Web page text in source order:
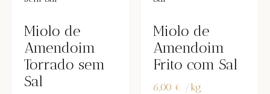
Miolo de
Amendoim
Torrado sem
Sal
Miolo de
Amendoim
Frito com Sal
6,00 € /kg